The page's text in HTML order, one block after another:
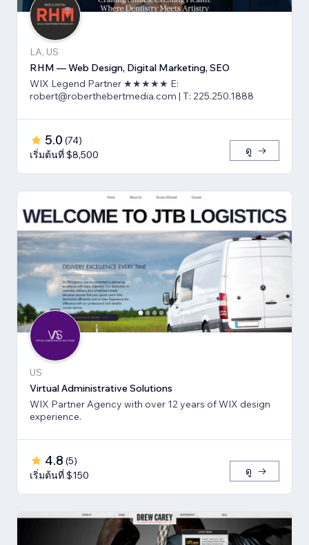
LA, US
RHM — Web Design, Digital Marketing, SEO
WIX Legend Partner ★★★★★ E:
robert@roberthebertmedia.com | T: 225.250.1888
5.0 (74)
เริ่มต้นที่ $8,500
ดู
US
Virtual Administrative Solutions
WIX Partner Agency with over 12 years of WIX design
experience.
4.8 (5)
เริ่มต้นที่ $150
ดู